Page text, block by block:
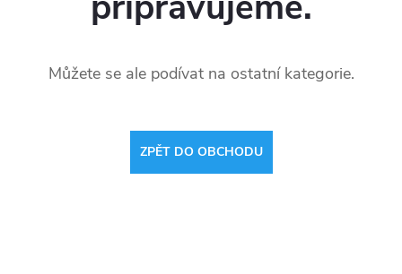
Můžete se ale podívat na ostatní kategorie.
ZPĚT DO OBCHODU